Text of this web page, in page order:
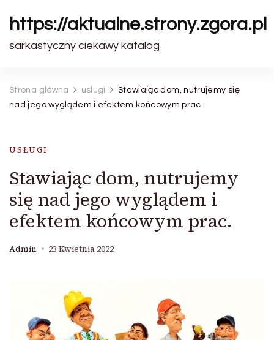
https://aktualne.strony.zgora.pl
sarkastyczny ciekawy katalog
Strona główna usługi
Stawiając dom, nutrujemy się
nad jego wyglądem i efektem końcowym prac.
USŁUGI
Stawiając dom, nutrujemy
się nad jego wyglądem i
efektem końcowym prac.
Admin 23 Kwietnia 2022